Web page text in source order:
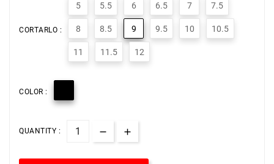
CORTARLO :
5 5.5 6 6.5 7 7.5
8 8.5 9 9.5 10 10.5
11 11.5 12
COLOR :
QUANTITY :